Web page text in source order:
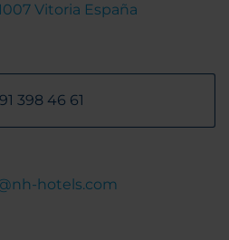
Vitoria España
398 46 61
hotels.com